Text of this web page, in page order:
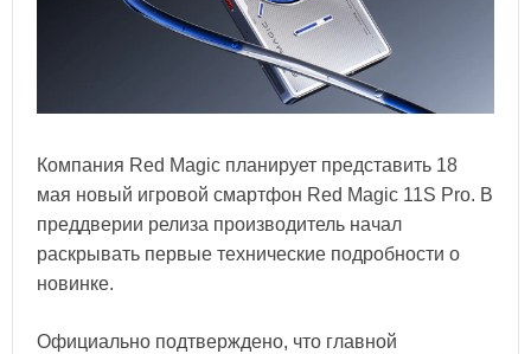
Компания Red Magic планирует представить 18
мая новый игровой смартфон Red Magic 11S Pro. В
преддверии релиза производитель начал
раскрывать первые технические подробности о
новинке.
Официально подтверждено, что главной